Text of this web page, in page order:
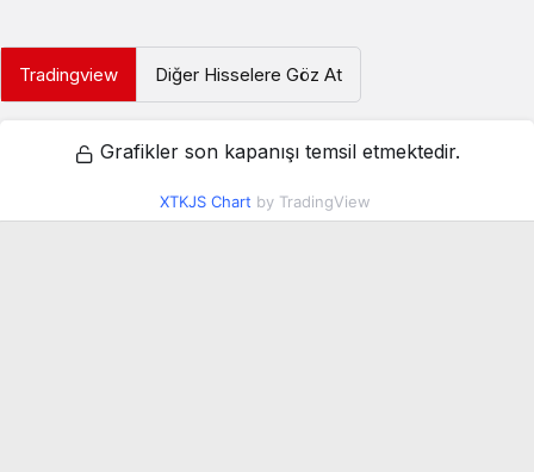
Tradingview Diğer Hisselere Göz At
Grafikler son kapanışı temsil etmektedir.
XTKJS Chart by TradingView